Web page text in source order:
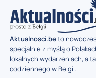
Aktualnosci.beto
specjalnie z myślą o
lokalnych wydarzeniach, a
codziennego w Belgii.